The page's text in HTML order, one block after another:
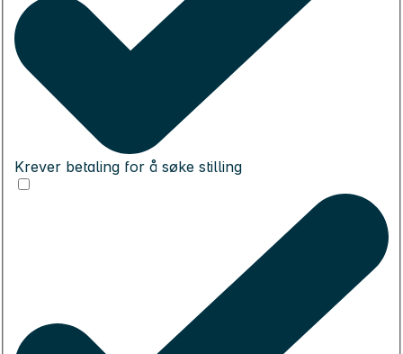
Krever betaling for å søke stilling